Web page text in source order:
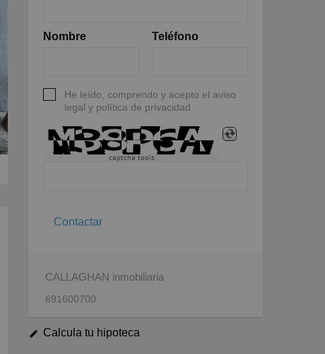
Nombre Teléfono
He leído, comprendo y acepto el aviso
legal y política de privacidad
captcha tools
Contactar
CALLAGHAN inmobiliaria
691600700
Calcula tu hipoteca